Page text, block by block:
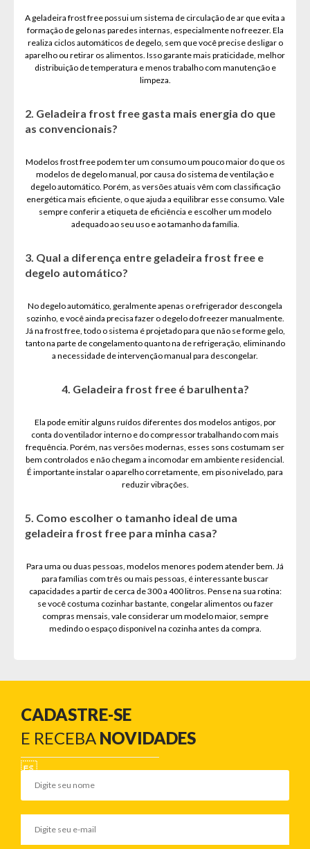
A geladeira frost free possui um sistema de circulação de ar que evita a
formação de gelo nas paredes internas, especialmente no freezer. Ela
realiza ciclos automáticos de degelo, sem que você precise desligar o
aparelho ou retirar os alimentos. Isso garante mais praticidade, melhor
distribuição de temperatura e menos trabalho com manutenção e
limpeza.
2. Geladeira frost free gasta mais energia do que
as convencionais?
Modelos frost free podem ter um consumo um pouco maior do que os
modelos de degelo manual, por causa do sistema de ventilação e
degelo automático. Porém, as versões atuais vêm com classificação
energética mais eficiente, o que ajuda a equilibrar esse consumo. Vale
sempre conferir a etiqueta de eficiência e escolher um modelo
adequado ao seu uso e ao tamanho da família.
3. Qual a diferença entre geladeira frost free e
degelo automático?
No degelo automático, geralmente apenas o refrigerador descongela
sozinho, e você ainda precisa fazer o degelo do freezer manualmente.
Já na frost free, todo o sistema é projetado para que não se forme gelo,
tanto na parte de congelamento quanto na de refrigeração, eliminando
a necessidade de intervenção manual para descongelar.
4. Geladeira frost free é barulhenta?
Ela pode emitir alguns ruídos diferentes dos modelos antigos, por
conta do ventilador interno e do compressor trabalhando com mais
frequência. Porém, nas versões modernas, esses sons costumam ser
bem controlados e não chegam a incomodar em ambiente residencial.
É importante instalar o aparelho corretamente, em piso nivelado, para
reduzir vibrações.
5. Como escolher o tamanho ideal de uma
geladeira frost free para minha casa?
Para uma ou duas pessoas, modelos menores podem atender bem. Já
para famílias com três ou mais pessoas, é interessante buscar
capacidades a partir de cerca de 300 a 400 litros. Pense na sua rotina:
se você costuma cozinhar bastante, congelar alimentos ou fazer
compras mensais, vale considerar um modelo maior, sempre
medindo o espaço disponível na cozinha antes da compra.
CADASTRE-SE
E RECEBA NOVIDADES